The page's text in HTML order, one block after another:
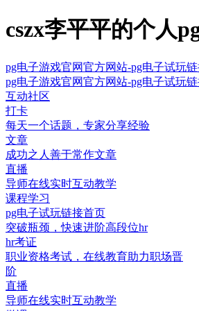
cszx李平平的个人
pg电子游戏官网官方网站-pg电子试玩
pg电子游戏官网官方网站-pg电子试玩
互动社区
打卡
每天一个话题，专家分享经验
文章
成功之人善于常作文章
直播
导师在线实时互动教学
课程学习
pg电子试玩链接首页
突破瓶颈，快速进阶高段位hr
hr考证
职业资格考试，在线教育助力职场晋
阶
直播
导师在线实时互动教学